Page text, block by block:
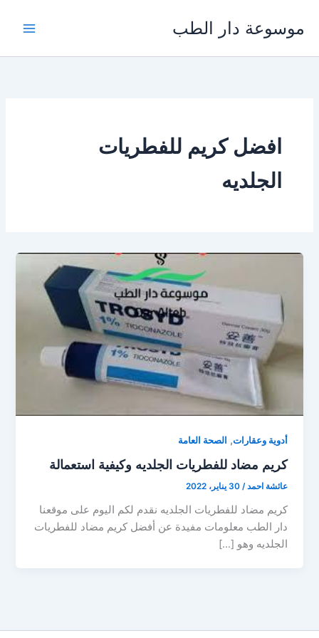
المحتوى
موسوعة دار الطب
افضل كريم للفطريات
الجلديه
أدوية وعقارات, الصحة العامة
كريم مضاد للفطريات الجلديه وكيفية استعمالة
عائشة احمد/30 يناير، 2022
كريم مضاد للفطريات الجلديه نقدم لكم اليوم على موقعنا
دار الطب معلومات مفيدة عن أفضل كريم مضاد للفطريات
الجلديه وهو […]